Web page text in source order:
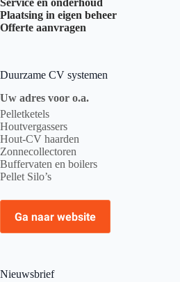
Service en onderhoud
Plaatsing in eigen beheer
Offerte aanvragen
Duurzame CV systemen
Uw adres voor o.a.
Pelletketels
Houtvergassers
Hout-CV haarden
Zonnecollectoren
Buffervaten en boilers
Pellet Silo’s
Ga naar website
Nieuwsbrief